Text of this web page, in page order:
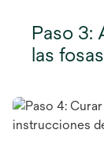
Paso 3:
las